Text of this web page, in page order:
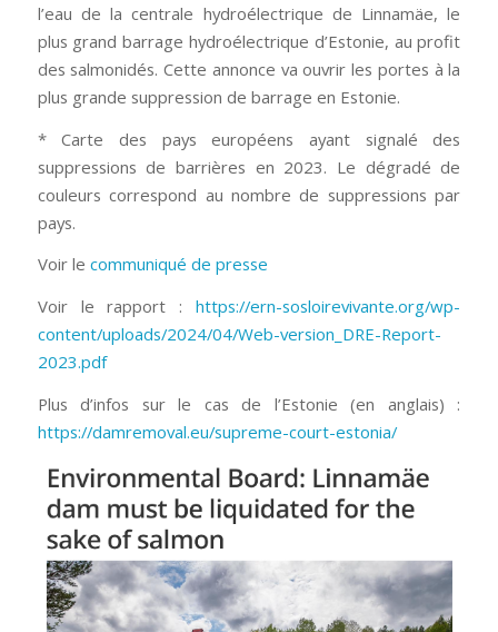
l’eau de la centrale hydroélectrique de Linnamäe, le
plus grand barrage hydroélectrique d’Estonie, au profit
des salmonidés. Cette annonce va ouvrir les portes à la
plus grande suppression de barrage en Estonie.
* Carte des pays européens ayant signalé des
suppressions de barrières en 2023. Le dégradé de
couleurs correspond au nombre de suppressions par
pays.
Voir le communiqué de presse
Voir le rapport :https://ern-sosloirevivante.org/wp-
content/uploads/2024/04/Web-version_DRE-Report-
2023.pdf
Plus d’infos sur le cas de l’Estonie (en anglais) :
https://damremoval.eu/supreme-court-estonia/